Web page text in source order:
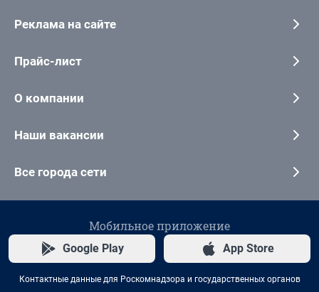
Реклама на сайте
Прайс-лист
О компании
Наши вакансии
Все города сети
Мобильное приложение
Google Play App Store
Контактные данные для Роскомнадзора и государственных органов